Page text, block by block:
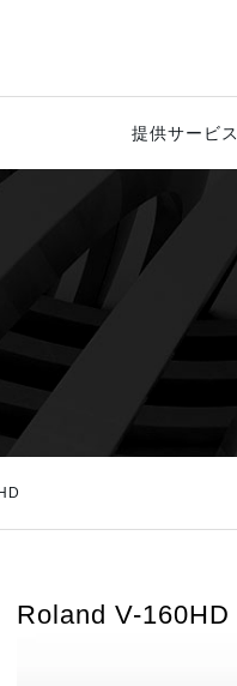
提供サービス
Roland V-160HD